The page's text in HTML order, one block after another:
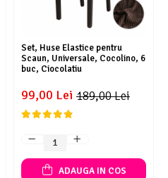
Set, Huse Elastice pentru
Scaun, Universale, Cocolino, 6
buc, Ciocolatiu
189,00 Lei
99,00 Lei
ADAUGA IN COS